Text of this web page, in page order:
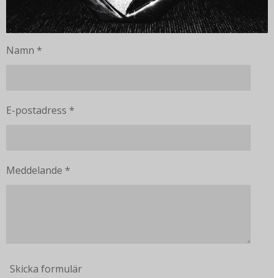
Namn *
E-postadress *
Meddelande *
Skicka formulär